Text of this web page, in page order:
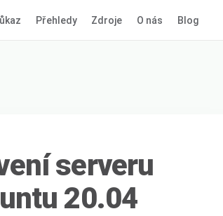
Přehledy Zdroje O nás Blog
serveru
20.04